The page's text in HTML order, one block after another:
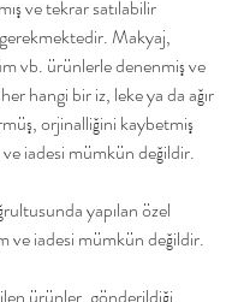
ve tekrar satılabilir
Makyaj,
vb. ürünlerle denenmiş ve
her hangi bir iz, leke ya da ağır
orjinalliğini kaybetmiş
iadesi mümkün değildir.
yapılan özel
ve iadesi mümkün değildir.
ürünler, gönderildiği